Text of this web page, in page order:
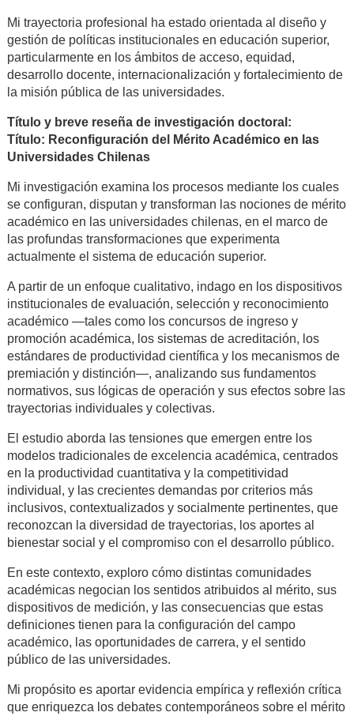
Mi trayectoria profesional ha estado orientada al diseño y
gestión de políticas institucionales en educación superior,
particularmente en los ámbitos de acceso, equidad,
desarrollo docente, internacionalización y fortalecimiento de
la misión pública de las universidades.
Título y breve reseña de investigación doctoral:
Título: Reconfiguración del Mérito Académico en las
Universidades Chilenas
Mi investigación examina los procesos mediante los cuales
se configuran, disputan y transforman las nociones de mérito
académico en las universidades chilenas, en el marco de
las profundas transformaciones que experimenta
actualmente el sistema de educación superior.
A partir de un enfoque cualitativo, indago en los dispositivos
institucionales de evaluación, selección y reconocimiento
académico —tales como los concursos de ingreso y
promoción académica, los sistemas de acreditación, los
estándares de productividad científica y los mecanismos de
premiación y distinción—, analizando sus fundamentos
normativos, sus lógicas de operación y sus efectos sobre las
trayectorias individuales y colectivas.
El estudio aborda las tensiones que emergen entre los
modelos tradicionales de excelencia académica, centrados
en la productividad cuantitativa y la competitividad
individual, y las crecientes demandas por criterios más
inclusivos, contextualizados y socialmente pertinentes, que
reconozcan la diversidad de trayectorias, los aportes al
bienestar social y el compromiso con el desarrollo público.
En este contexto, exploro cómo distintas comunidades
académicas negocian los sentidos atribuidos al mérito, sus
dispositivos de medición, y las consecuencias que estas
definiciones tienen para la configuración del campo
académico, las oportunidades de carrera, y el sentido
público de las universidades.
Mi propósito es aportar evidencia empírica y reflexión crítica
que enriquezca los debates contemporáneos sobre el mérito